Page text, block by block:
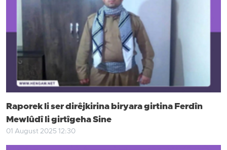
Raporek li ser dirêjkirina biryara girtina Ferdîn
Mewlûdî li girtîgeha Sine
01 August 2025 12:30